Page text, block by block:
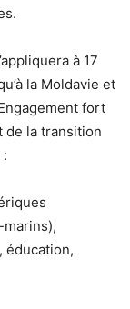
à 17
la Moldavie et
fort
de la transition
éducation,